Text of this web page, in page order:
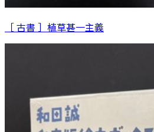
［ 古書 ］植草甚一主義